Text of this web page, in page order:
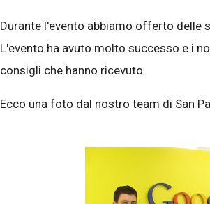
Durante l'evento abbiamo offerto delle
L'evento ha avuto molto successo e i
consigli che hanno ricevuto.
Ecco una foto dal nostro team di San